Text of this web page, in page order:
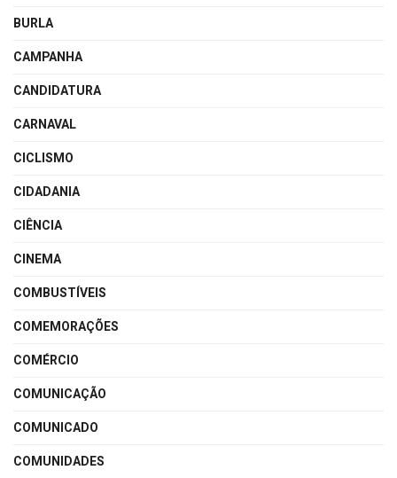
BURLA
CAMPANHA
CANDIDATURA
CARNAVAL
CICLISMO
CIDADANIA
CIÊNCIA
CINEMA
COMBUSTÍVEIS
COMEMORAÇÕES
COMÉRCIO
COMUNICAÇÃO
COMUNICADO
COMUNIDADES